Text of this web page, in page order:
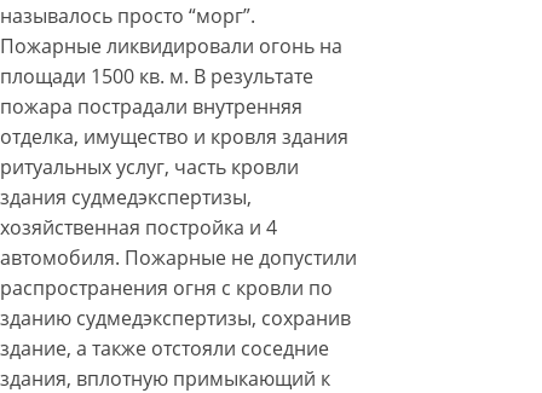
называлось просто “морг”.
Пожарные ликвидировали огонь на
площади 1500 кв. м. В результате
пожара пострадали внутренняя
отделка, имущество и кровля здания
ритуальных услуг, часть кровли
здания судмедэкспертизы,
хозяйственная постройка и 4
автомобиля. Пожарные не допустили
распространения огня с кровли по
зданию судмедэкспертизы, сохранив
здание, а также отстояли соседние
здания, вплотную примыкающий к